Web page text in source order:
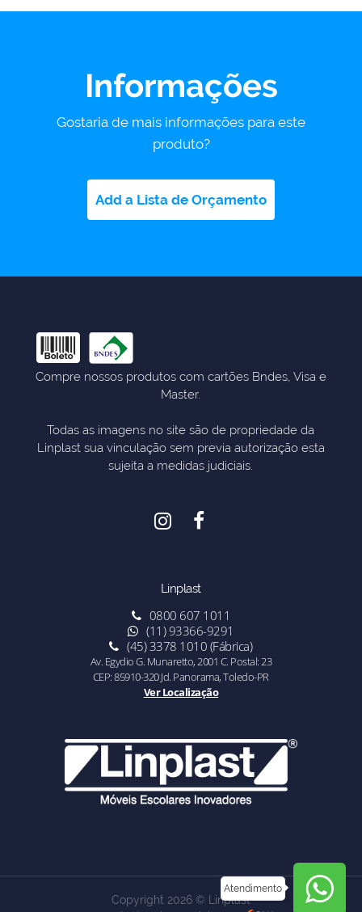
Informações
Gostaria de mais informações para este
produto?
Add a Lista de Orçamento
Compre nossos produtos com cartões Bndes, Visa e
Master.
Todas as imagens no site são de propriedade da
Linplast sua vinculação sem previa autorização esta
sujeita a medidas judiciais.
Linplast
0800 607 1011
(11) 93366-9291
(45) 3378 1010 (Fábrica)
Av. Egydio G. Munaretto, 2001 C. Postal: 23
CEP: 85910-320 Jd. Panorama, Toledo-PR
Ver Localização
Copyright 2026 © Linplast
Atendimento